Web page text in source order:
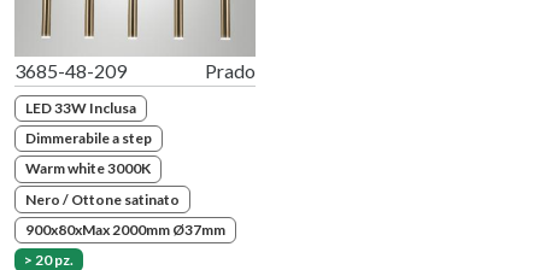
3685-48-209 Prado
LED 33W Inclusa
Dimmerabile a step
Warm white 3000K
Nero / Ottone satinato
900x80xMax 2000mm Ø37mm
> 20 pz.